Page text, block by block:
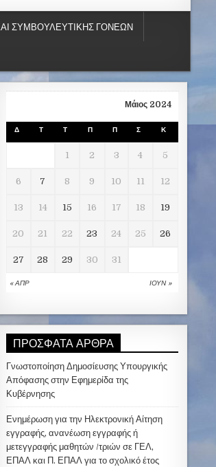
ΣΥΜΒΟΥΛΕΥΤΙΚΗΣ ΓΟΝΕΩΝ
Μάιος 2024
Δ Τ Τ Π Π Σ Κ
« ΑΠΡ ΙΟΎΝ »
1 2 3 4 5
6 7 8 9 10 11 12
13 14 15 16 17 18 19
20 21 22 23 24 25 26
27 28 29 30 31
ΠΡΌΣΦΑΤΑ ΆΡΘΡΑ
Γνωστοποίηση Δημοσίευσης Υπουργικής
Απόφασης στην Εφημερίδα της
Κυβέρνησης
Ενημέρωση για την Ηλεκτρονική Αίτηση
εγγραφής, ανανέωση εγγραφής ή
μετεγγραφής μαθητών /τριών σε ΓΕΛ,
ΕΠΑΛ και Π. ΕΠΑΛ για το σχολικό έτος